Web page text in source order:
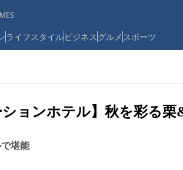
ライフスタイルビジネス グルメ スポーツ
ションホテル】秋を彩る
堪能